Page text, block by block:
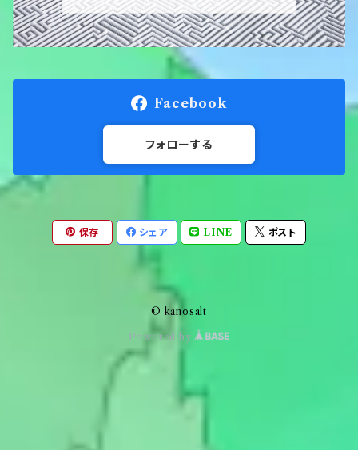
Facebook
フォローする
保存 シェア LINE ポスト
© kanosalt
Powered by